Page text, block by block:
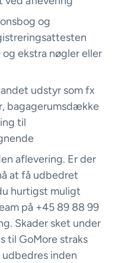
og
ekstra nøgler eller
udstyr som fx
bagagerumsdække
til
aflevering. Er der
at få udbedret
hurtigst muligt
på +45 89 88 99
Skader sket under
til GoMore straks
inden